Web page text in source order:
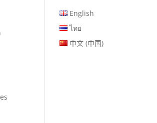
English
ไทย
中文 (中国)